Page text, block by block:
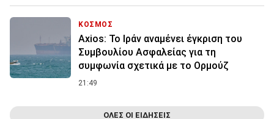
ΚΟΣΜΟΣ
Axios: Το Ιράν αναμένει έγκριση του
Συμβουλίου Ασφαλείας για τη
συμφωνία σχετικά με το Ορμούζ
21:49
ΟΛΕΣ ΟΙ ΕΙΔΗΣΕΙΣ